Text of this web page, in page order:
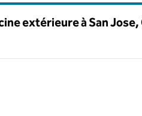
extérieure à San Jose,